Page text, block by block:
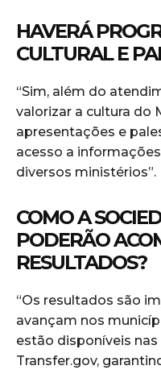
HAVERÁ
CULTURAL E
“Sim, além do
valorizar a cultura do
apresentações e
acesso a
diversos ministérios”.
COMO A
PODERÃO
RESULTADOS?
“Os resultados são
avançam nos
estão disponíveis
Transfer.gov,